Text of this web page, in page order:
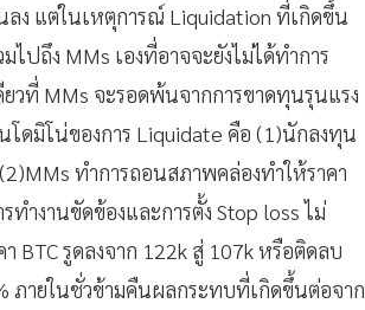
ง แต่ในเหตุการณ์ Liquidation ที่เกิดขึ้น
ปถึง MMs เองที่อาจจะยังไม่ได้ทำการ
วที่ MMs จะรอดพ้นจากการขาดทุนรุนแรง
ดมิโน่ของการ Liquidate คือ (1)นักลงทุน
ทำการถอนสภาพคล่องทำให้ราคา
ทำงานขัดข้องและการตั้ง Stop loss ไม่
BTC รูดลงจาก 122k สู่ 107k หรือติดลบ
ภายในชั่วข้ามคืนผลกระทบที่เกิดขึ้นต่อจาก